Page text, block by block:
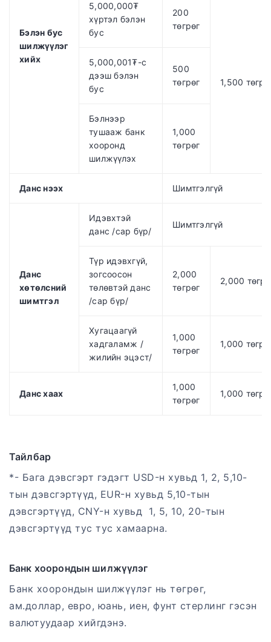
Бэлэн бус
шилжүүлэг
хийх
5,000,000₮
хүртэл бэлэн
бус
200
төгрөг
1,500
5,000,001₮-с
дээш бэлэн
бус
500
төгрөг
Бэлнээр
тушааж банк
хооронд
шилжүүлэх
1,000
төгрөг
Данс нээх Шимтгэлгүй
Данс
хөтөлсний
шимтгэл
Идэвхтэй
данс /сар бүр/
Шимтгэлгүй
Түр идэвхгүй,
зогсоосон
төлөвтэй данс
/сар бүр/
2,000
төгрөг
2,000
Хугацаагүй
хадгаламж /
жилийн эцэст/
1,000
төгрөг
1,000
Данс хаах
1,000
төгрөг
1,000
Тайлбар
*- Бага дэвсгэрт гэдэгт USD-н хувьд 1, 2, 5,10-
тын дэвсгэртүүд, EUR-н хувьд 5,10-тын
дэвсгэртүүд, CNY-н хувьд 1, 5, 10, 20-тын
дэвсгэртүүд тус тус хамаарна.
Банк хоорондын шилжүүлэг
Банк хоорондын шилжүүлэг нь төгрөг,
ам.доллар, евро, юань, иен, фунт стерлинг гэсэн
валютуудаар хийгдэнэ.